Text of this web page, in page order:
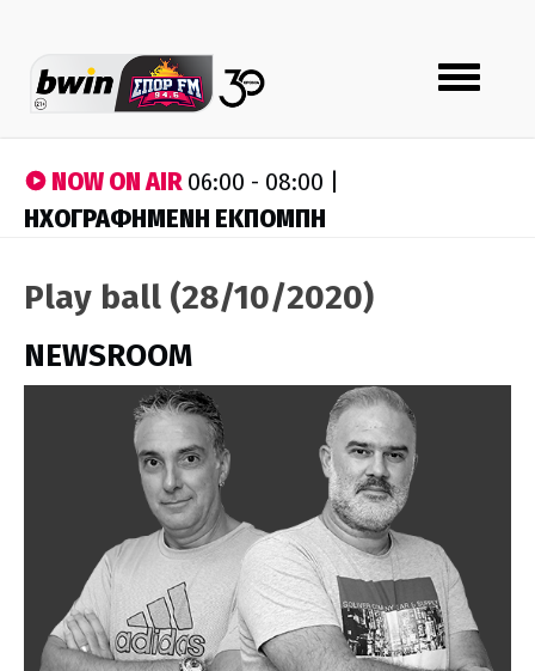
Toggle
navigation
NOW ON AIR06:00 - 08:00 |
ΗΧΟΓΡΑΦΗΜΕΝΗ ΕΚΠΟΜΠΗ
Play ball (28/10/2020)
NEWSROOM